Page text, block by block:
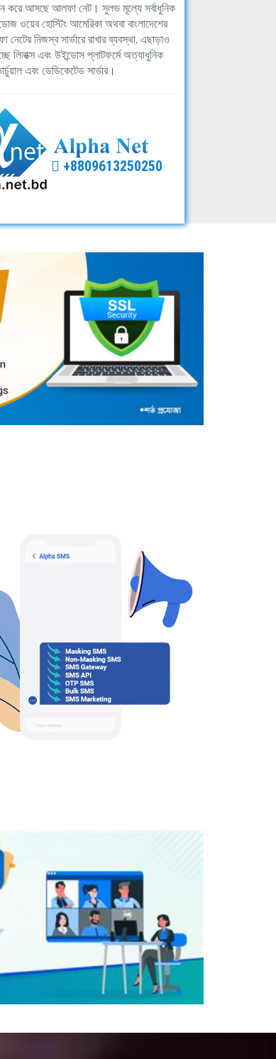
করে আসছে আলফা নেট। সুলভ মূল্যে সর্বাধুনিক
ওয়েব হোস্টিং আমেরিকা অথবা বাংলাদেশের
নেটের নিজস্ব সার্ভারে রাখার ব্যবস্থা, এছাড়াও
লিনাক্স এবং উইন্ডোস প্লাটফর্মে অত্যাধুনিক
এবং ডেডিকেটেড সার্ভার।
+8809613250250